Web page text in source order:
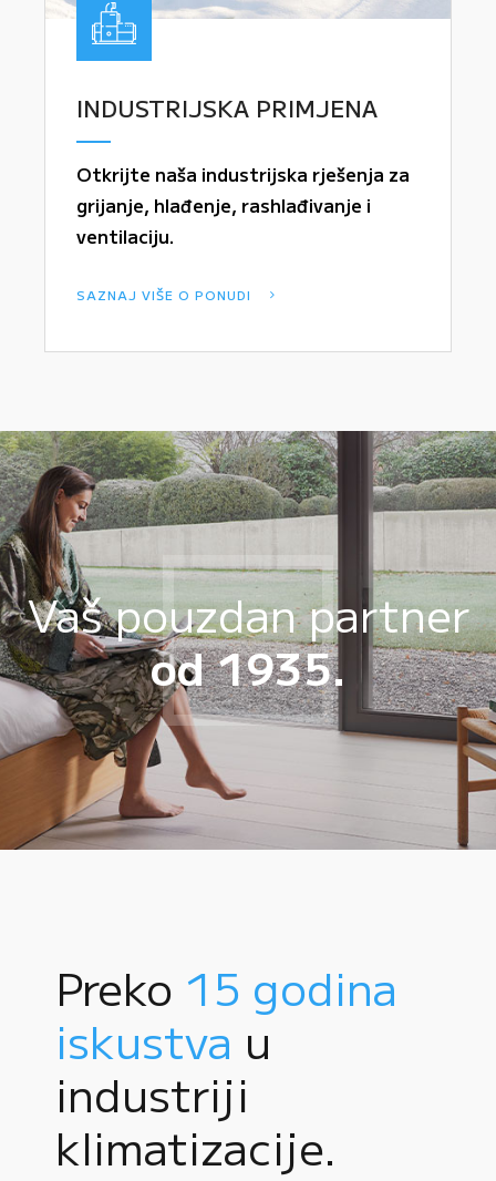
INDUSTRIJSKA PRIMJENA
Otkrijte naša industrijska rješenja za
grijanje, hlađenje, rashlađivanje i
ventilaciju.
SAZNAJ VIŠE O PONUDI
Vaš pouzdan partner
od 1935.
Preko 15 godina
iskustva u
industriji
klimatizacije.